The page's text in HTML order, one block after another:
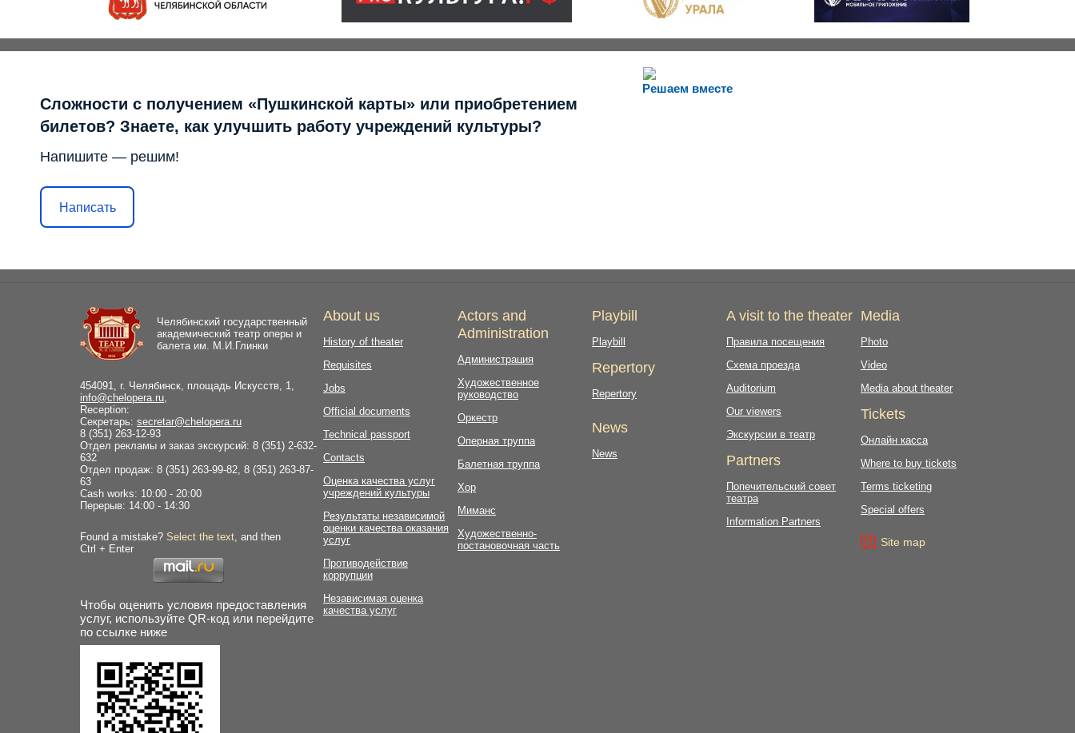
Решаем вместе
Сложности с получением «Пушкинской карты» или приобретением
билетов? Знаете, как улучшить работу учреждений культуры?
Напишите — решим!
Написать
Челябинский государственный
академический театр оперы и
балета им. М.И.Глинки
454091, г. Челябинск, площадь Искусств, 1,
info@chelopera.ru,
Reception:
Секретарь: secretar@chelopera.ru
8 (351) 263-12-93
Отдел рекламы и заказ экскурсий: 8 (351) 2-632-
632
Отдел продаж: 8 (351) 263-99-82, 8 (351) 263-87-
63
Cash works: 10:00 - 20:00
Перерыв: 14:00 - 14:30
Found a mistake? Select the text, and then
Ctrl + Enter
Чтобы оценить условия предоставления
услуг, используйте QR-код или перейдите
по ссылке ниже
About us
History of theater
Requisites
Jobs
Official documents
Technical passport
Contacts
Оценка качества услуг
учреждений культуры
Результаты независимой
оценки качества оказания
услуг
Противодействие
коррупции
Независимая оценка
качества услуг
Actors and
Administration
Администрация
Художественное
руководство
Оркестр
Оперная труппа
Балетная труппа
Хор
Миманс
Художественно-
постановочная часть
Playbill
Playbill
Repertory
Repertory
News
News
A visit to the theater
Правила посещения
Схема проезда
Auditorium
Our viewers
Экскурсии в театр
Partners
Попечительский совет
театра
Information Partners
Media
Photo
Video
Media about theater
Tickets
Онлайн касса
Where to buy tickets
Terms ticketing
Special offers
Site map